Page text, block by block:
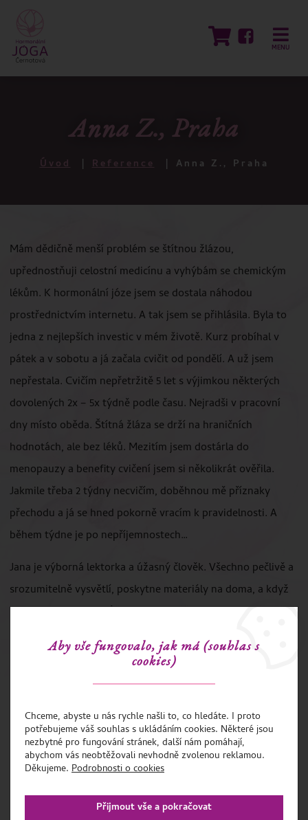
Aby vše fungovalo, jak má (souhlas s
cookies)
Chceme, abyste u nás rychle našli to, co hledáte. I proto
potřebujeme váš souhlas s ukládáním cookies. Některé jsou
nezbytné pro fungování stránek, další nám pomáhají,
abychom vás neobtěžovali nevhodně zvolenou reklamou.
Děkujeme. Podrobnosti o cookies
Přijmout vše a pokračovat
MENU
Anna Z., Praha
Úvod Reference Anna Z., Praha
Mám dědičně menší problém se štítnou žlázou,
upřednostňuji celostní medicínu a vyhýbám se chemickým
lékům. K hormonální józe jsem se dostala náhodou
prostřednictvím internetu. A tak jsem se přihlásila. Byla to
jedna z nejlepších investic v mém životě. Kurz probíhal v
pátek a v sobotu a já začala cvičit od pondělí. A už jsem
nepřestala. Cvičím nepřetržitě 5 let s výjimkou některých
dovolených 2x – 5x týdně podle času. Nejradši v pracovní
dny místo oběda. Štítná žláza se drží na hraničních
hodnotách, ale bez léků. Mezitím jsem dostárla do
menopauzy a benefity cvičení jsem si několikrát ověřila.
Jakmile třeba 2 týdny necvičím, doběhnou mě příznaky
přechodu a já se hned pokorně vracím k pravidelnosti. A
během týdne je po nepříjemnostech…
Jana je výborná lektorka a úžasný člověk. Všechno pečlivě a
srozumitelně vysvětlí, poskytne materiály na doma, a když
něco zapomenete, můžete si to osvěžit na opakovacích
psychické neduhy a trable. Pokud mi to čas dovolí, účastním
se každé opakovačky v Praze.
KONTAKT
Ing. Jana Černotová